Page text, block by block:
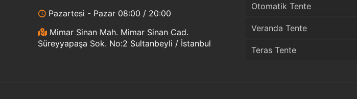
Pazartesi - Pazar 08:00 / 20:00
Mimar Sinan Mah. Mimar Sinan Cad.
Süreyyapaşa Sok. No:2 Sultanbeyli / İstanbul
Otomatik Tente
Veranda Tente
Teras Tente